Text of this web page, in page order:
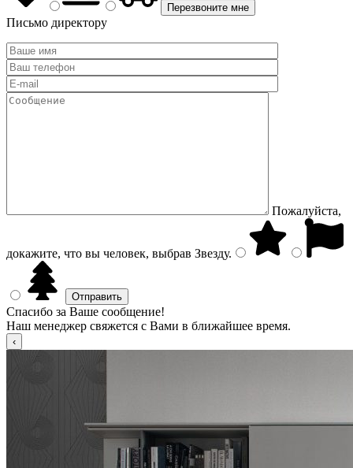
Письмо директору
Пожалуйста,
докажите, что вы человек, выбрав Звезду.
Спасибо за Ваше сообщение!
Наш менеджер свяжется с Вами в ближайшее время.